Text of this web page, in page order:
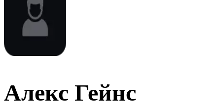
Алекс Гейнс